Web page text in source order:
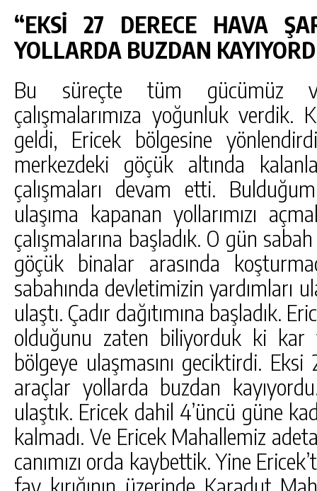
“EKSİ 27 DERECE HAVA
YOLLARDA BUZDAN
Bu süreçte tüm gücümüz
çalışmalarımıza yoğunluk verdik.
geldi, Ericek bölgesine
merkezdeki göçük altında
çalışmaları devam etti.
ulaşıma kapanan yollarımızı
çalışmalarına başladık. O gün
göçük binalar arasında
sabahında devletimizin yardımları
ulaştı. Çadır dağıtımına başladık.
olduğunu zaten biliyorduk ki kar
bölgeye ulaşmasını geciktirdi.
araçlar yollarda buzdan
ulaştık. Ericek dahil 4’üncü güne
kalmadı. Ve Ericek Mahallemiz
canımızı orda kaybettik. Yine
fay kırığının üzerinde Karadut